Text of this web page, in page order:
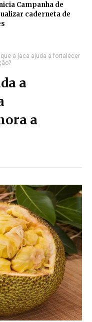
Campanha de
caderneta de
que a jaca ajuda a fortalecer
a
a